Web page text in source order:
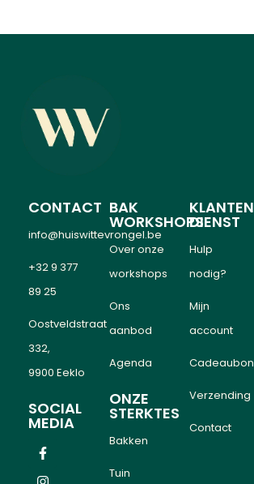
CONTACT
info@huiswittevrongel.be
+32 9 377
89 25
Oostveldstraat
332,
9900 Eeklo
SOCIAL
MEDIA
BAK
WORKSHOPS
Over onze
workshops
Ons
aanbod
Agenda
ONZE
STERKTES
Bakken
Tuin
KLANTEN
DIENST
Hulp
nodig?
Mijn
account
Cadeaubon
Verzending
Contact